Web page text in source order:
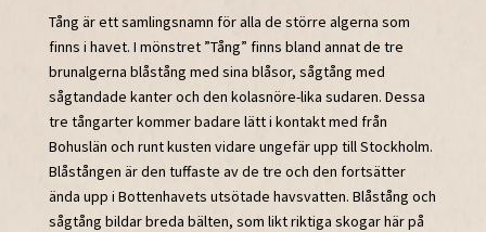
Tång är ett samlingsnamn för alla de större algerna som
finns i havet. I mönstret ”Tång” finns bland annat de tre
brunalgerna blåstång med sina blåsor, sågtång med
sågtandade kanter och den kolasnöre-lika sudaren. Dessa
tre tångarter kommer badare lätt i kontakt med från
Bohuslän och runt kusten vidare ungefär upp till Stockholm.
Blåstången är den tuffaste av de tre och den fortsätter
ända upp i Bottenhavets utsötade havsvatten. Blåstång och
sågtång bildar breda bälten, som likt riktiga skogar här på